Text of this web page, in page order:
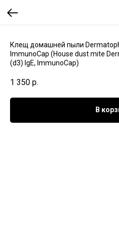
Клещ домашней пыли
ImmunoCap (House dust mite
(d3) IgE, ImmunoCap)
1 350 р.
В